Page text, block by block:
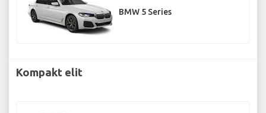
BMW 5 Series
Kompakt elit